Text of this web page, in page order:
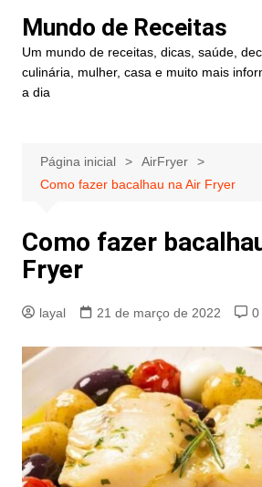
para
conteúdo
Mundo de Receitas
Um mundo de receitas, dicas, saúde,
culinária, mulher, casa e muito mais
a dia
Página inicial
AirFryer
Como fazer bacalhau na Air Fryer
Como fazer
Fryer
layal 21 de março de 2022 0